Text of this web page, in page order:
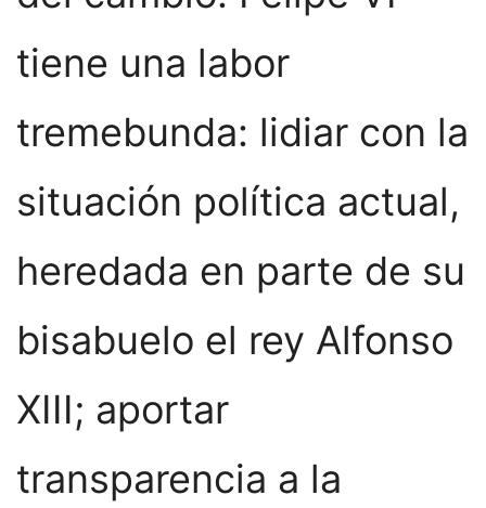
tiene una labor
tremebunda: lidiar con la
situación política actual,
heredada en parte de su
bisabuelo el rey Alfonso
XIII; aportar
transparencia a la